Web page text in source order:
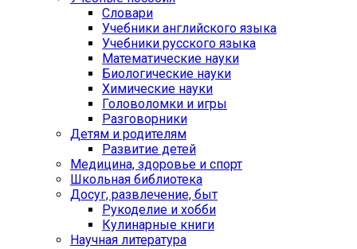
Словари
Учебники английского языка
Учебники русского языка
Математические науки
Биологические науки
Химические науки
Головоломки и игры
Разговорники
Детям и родителям
Развитие детей
Медицина, здоровье и спорт
Школьная библиотека
Досуг, развлечение, быт
Рукоделие и хобби
Кулинарные книги
Научная литература